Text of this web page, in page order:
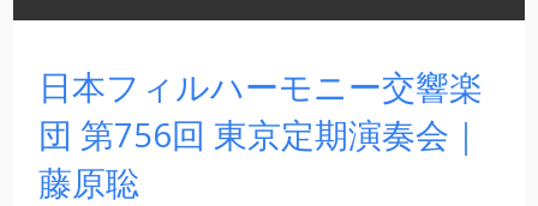
日本フィルハーモニー交響楽
団 第756回 東京定期演奏会​｜
藤原聡